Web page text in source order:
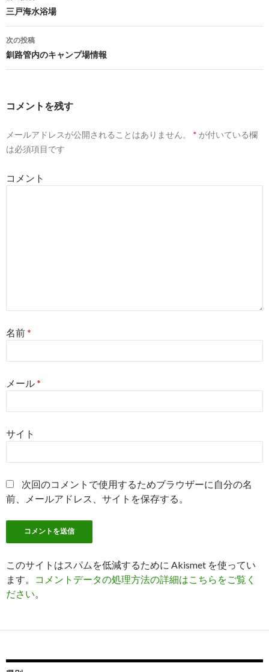
投
稿
ナ
ゲ
シ
ン
三戸海水浴場
次の投稿
釧路管内のキャンプ場情報
コメントを残す
メールアドレスが公開されることはありません。 * が付いている欄
は必須項目です
コメント
名前*
メール*
サイト
次回のコメントで使用するためブラウザーに自分の名
前、メールアドレス、サイトを保存する。
このサイトはスパムを低減するために Akismet を使ってい
ます。
コメントデータの処理方法の詳細はこちらをご覧く
ださい。